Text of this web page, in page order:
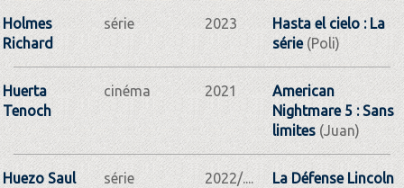
Holmes
Richard
série 2023
Hasta el cielo : La
série(Poli)
Huerta
Tenoch
cinéma 2021
American
Nightmare 5 : Sans
limites(Juan)
Huezo Saul série 2022/....
La Défense Lincoln